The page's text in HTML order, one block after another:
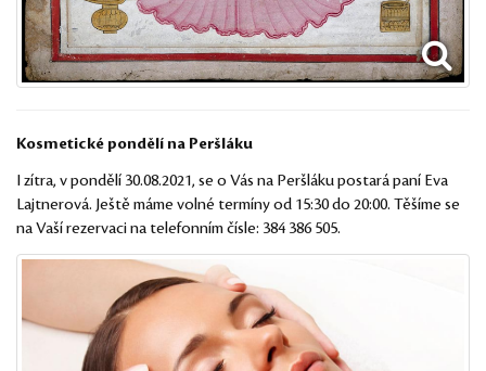
Kosmetické pondělí na Peršláku
I zítra, v pondělí 30.08.2021, se o Vás na Peršláku postará paní Eva
Lajtnerová. Ještě máme volné termíny od 15:30 do 20:00. Těšíme se
na Vaší rezervaci na telefonním čísle: 384 386 505.